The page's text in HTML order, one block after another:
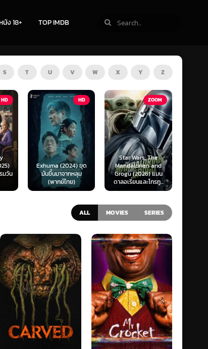
นัง 18+ TOP IMDB
S T U V W X Y Z
HD
ขุด
ม
ZOOM
Star Wars: The
Mandalorian and
Grogu (2026) แมน
ดาลอเรี่ยนและโกรกู...
TV
The Last of Us
Season 1-2 (2025)
เดอะ ลาสต์ ออฟ อัส
ALL MOVIES SERIES